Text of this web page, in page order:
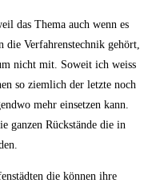
das Thema auch wenn es
Verfahrenstechnik gehört,
nicht mit. Soweit ich weiss
so ziemlich der letzte noch
mehr einsetzen kann.
ganzen Rückstände die in
die können ihre